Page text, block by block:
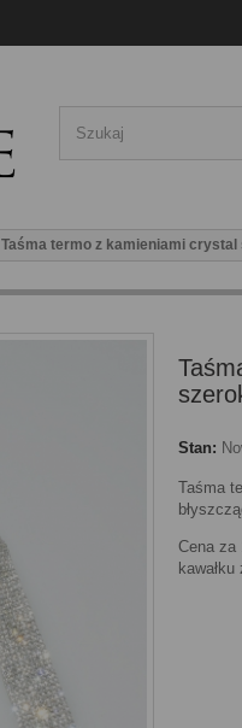
Taśma termo z kamieniami crystal
Stan:
Taśma
Cena za
kawałku